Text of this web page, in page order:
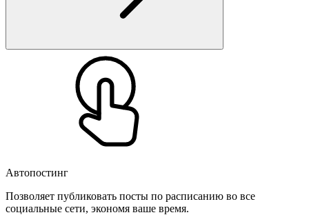
Автопостинг
Позволяет публиковать посты по расписанию во все
социальные сети, экономя ваше время.